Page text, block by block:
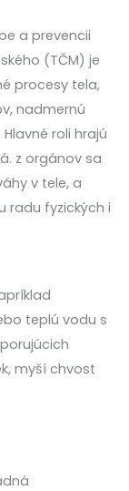
a prevencii
(TČM) je
procesy tela,
nadmernú
roli hrajú
z orgánov sa
v tele, a
radu fyzických i
teplú vodu s
myší chvost